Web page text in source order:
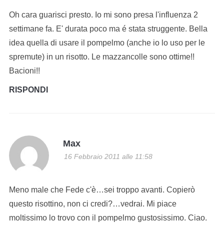
Oh cara guarisci presto. Io mi sono presa l'influenza 2
settimane fa. E' durata poco ma é stata struggente. Bella
idea quella di usare il pompelmo (anche io lo uso per le
spremute) in un risotto. Le mazzancolle sono ottime!!
Bacioni!!
RISPONDI
Max
16 Febbraio 2011 alle 11:58
Meno male che Fede c'è…sei troppo avanti. Copierò
questo risottino, non ci credi?…vedrai. Mi piace
moltissimo lo trovo con il pompelmo gustosissimo. Ciao.